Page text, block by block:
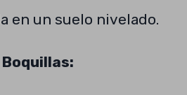
en un suelo nivelado.